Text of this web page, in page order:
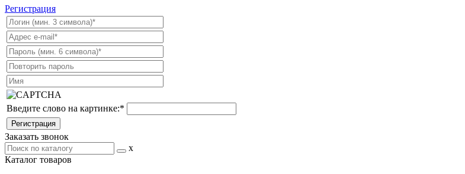
Регистрация
Введите слово на картинке:*
Заказать звонок
x
Каталог товаров